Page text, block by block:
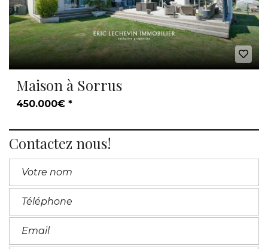
Maison à Sorrus
450.000€ *
Contactez nous!